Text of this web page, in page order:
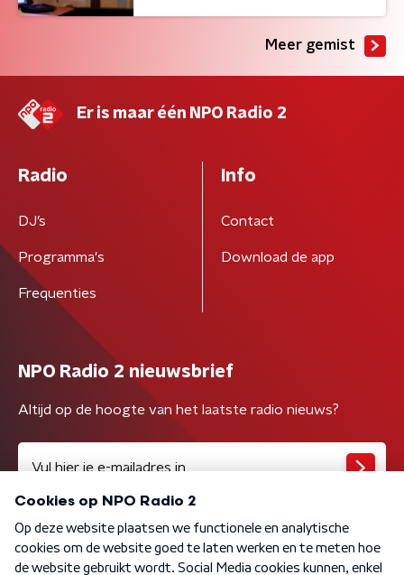
Meer gemist
Er is maar één NPO Radio 2
Radio
DJ’s
Programma's
Frequenties
Info
Contact
Download de app
NPO Radio 2 nieuwsbrief
Altijd op de hoogte van het laatste radio nieuws?